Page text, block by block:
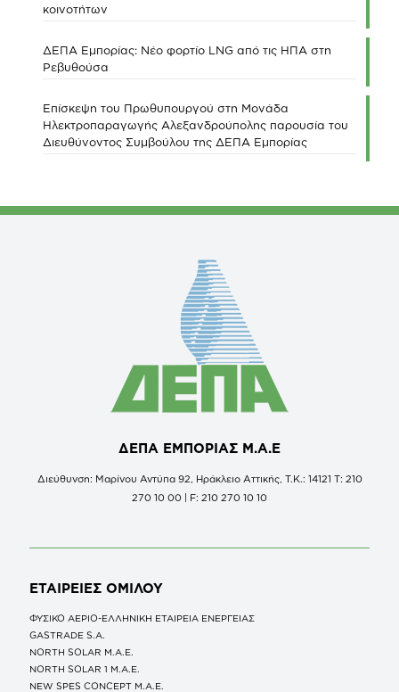
κοινοτήτων
ΔΕΠΑ Εμπορίας: Νέο φορτίο LNG από τις ΗΠΑ στη
Ρεβυθούσα
Επίσκεψη του Πρωθυπουργού στη Μονάδα
Ηλεκτροπαραγωγής Αλεξανδρούπολης παρουσία του
Διευθύνοντος Συμβούλου της ΔΕΠΑ Εμπορίας
ΔΕΠΑ ΕΜΠΟΡΙΑΣ Μ.Α.Ε
Διεύθυνση: Μαρίνου Αντύπα 92, Ηράκλειο Αττικής, Τ.Κ.: 14121 Τ: 210
270 10 00 | F: 210 270 10 10
ΕΤΑΙΡΕΙΕΣ ΟΜΙΛΟΥ
ΦΥΣΙΚΟ ΑΕΡΙΟ-ΕΛΛΗΝΙΚΗ ΕΤΑΙΡΕΙΑ ΕΝΕΡΓΕΙΑΣ
GASTRADE S.A.
NORTH SOLAR M.Α.Ε.
NORTH SOLAR 1 M.Α.Ε.
NEW SPES CONCEPT Μ.Α.Ε.